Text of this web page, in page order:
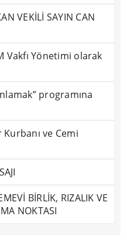
VEKİLİ SAYIN CAN
Vakfı Yönetimi olarak
programına
ve Cemi
BİRLİK, RIZALIK VE
NOKTASI